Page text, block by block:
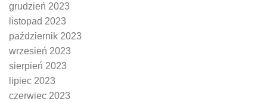
grudzień 2023
listopad 2023
październik 2023
wrzesień 2023
sierpień 2023
lipiec 2023
czerwiec 2023